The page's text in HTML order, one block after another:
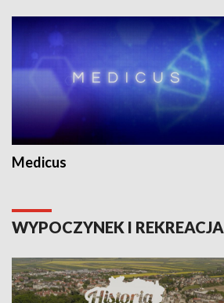
Medicus
WYPOCZYNEK I REKREACJA